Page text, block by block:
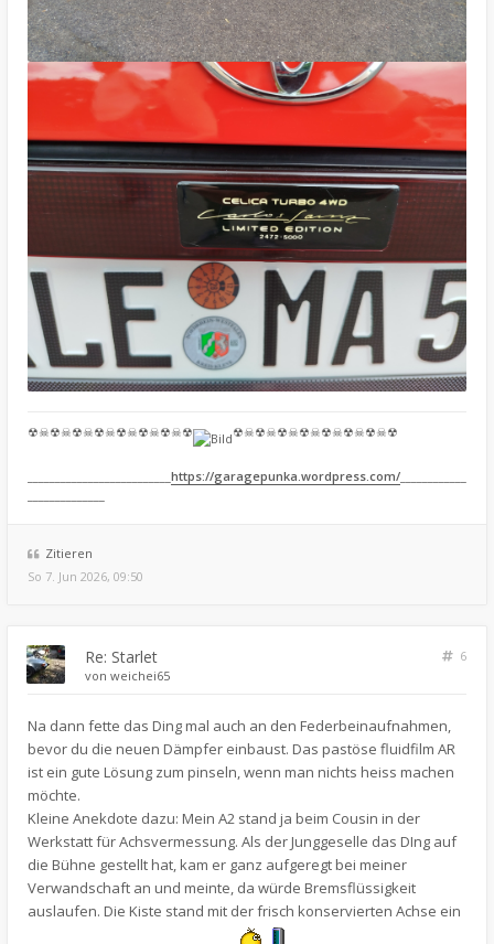
☢☠☢☠☢☠☢☠☢☠☢☠☢☠☢ ☢☠☢☠☢☠☢☠☢☠☢☠☢☠☢
https://garagepunka.wordpress.com/
Zitieren
So 7. Jun 2026, 09:50
Re: Starlet
6
von weichei65
Na dann fette das Ding mal auch an den Federbeinaufnahmen,
bevor du die neuen Dämpfer einbaust. Das pastöse fluidfilm AR
ist ein gute Lösung zum pinseln, wenn man nichts heiss machen
möchte.
Kleine Anekdote dazu: Mein A2 stand ja beim Cousin in der
Werkstatt für Achsvermessung. Als der Junggeselle das DIng auf
die Bühne gestellt hat, kam er ganz aufgeregt bei meiner
Verwandschaft an und meinte, da würde Bremsflüssigkeit
auslaufen. Die Kiste stand mit der frisch konservierten Achse ein